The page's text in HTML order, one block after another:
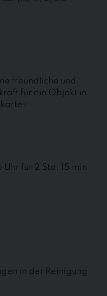
freundliche und
für ein Objekt in
für 2 Std. 15 min
in der Reinigung